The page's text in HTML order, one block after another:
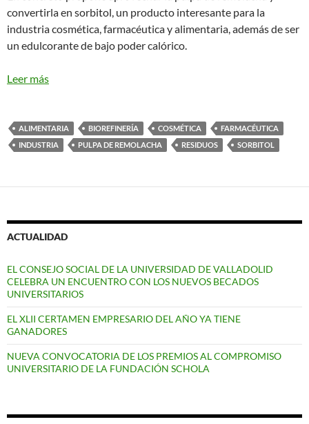
convertirla en sorbitol, un producto interesante para la
industria cosmética, farmacéutica y alimentaria, además de ser
un edulcorante de bajo poder calórico.
Leer más
ALIMENTARIA BIOREFINERÍA COSMÉTICA
FARMACÉUTICA
INDUSTRIA
PULPA DE REMOLACHA RESIDUOS SORBITOL
ACTUALIDAD
EL CONSEJO SOCIAL DE LA UNIVERSIDAD DE VALLADOLID
CELEBRA UN ENCUENTRO CON LOS NUEVOS BECADOS
UNIVERSITARIOS
EL XLII CERTAMEN EMPRESARIO DEL AÑO YA TIENE
GANADORES
NUEVA CONVOCATORIA DE LOS PREMIOS AL COMPROMISO
UNIVERSITARIO DE LA FUNDACIÓN SCHOLA